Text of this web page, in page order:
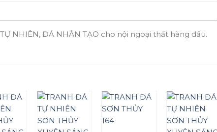
NHIÊN, ĐÁ NHÂN TẠO cho nội ngoại thất hàng đầu.